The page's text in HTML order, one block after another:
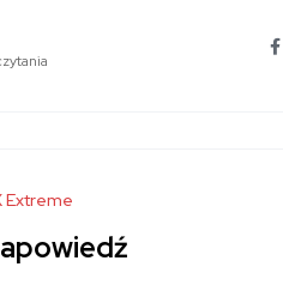
Extreme